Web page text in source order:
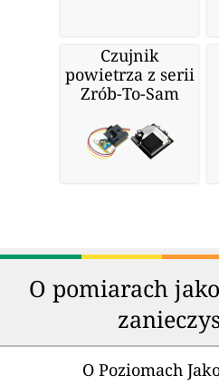
Czujnik
powietrza z serii
Zrób-To-Sam
O pomiarach
O Poziomach